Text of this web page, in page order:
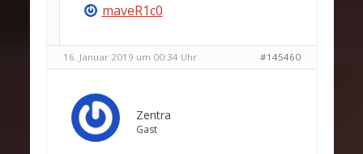
maveR1c0
16. Januar 2019 um 00:34 Uhr #145460
Zentra
Gast